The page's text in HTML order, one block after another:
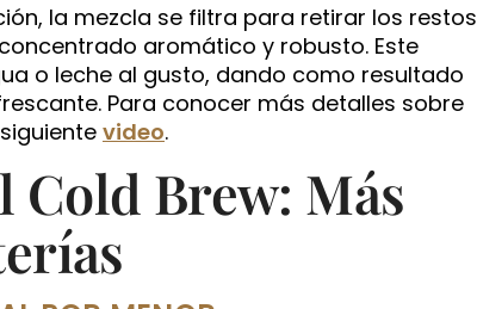
la mezcla se filtra para retirar los restos
aromático y robusto. Este
o leche al gusto, dando como resultado
Para conocer más detalles sobre
video.
Brew: Más